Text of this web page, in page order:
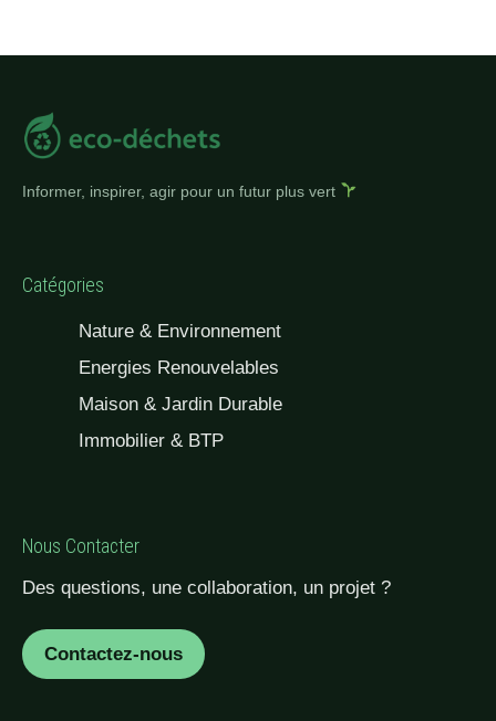
Informer, inspirer, agir pour un futur plus vert
Catégories
Nature & Environnement
Energies Renouvelables
Maison & Jardin Durable
Immobilier & BTP
Nous Contacter
Des questions, une collaboration, un projet ?
Contactez-nous